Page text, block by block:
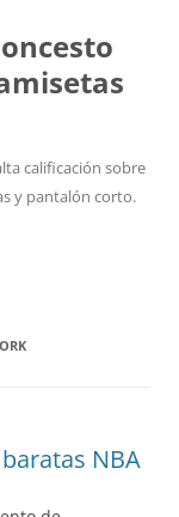
calificación sobre
y pantalón corto.
NBA